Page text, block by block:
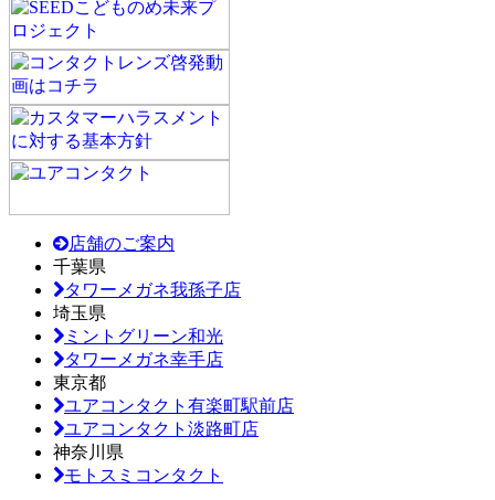
店舗のご案内
千葉県
タワーメガネ我孫子店
埼玉県
ミントグリーン和光
タワーメガネ幸手店
東京都
ユアコンタクト有楽町駅前店
ユアコンタクト淡路町店
神奈川県
モトスミコンタクト